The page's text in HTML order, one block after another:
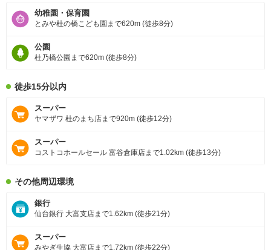
幼稚園・保育園
とみや杜の橋こども園まで620m (徒歩8分)
公園
杜乃橋公園まで620m (徒歩8分)
徒歩15分以内
スーパー
ヤマザワ 杜のまち店まで920m (徒歩12分)
スーパー
コストコホールセール 富谷倉庫店まで1.02km (徒歩13分)
その他周辺環境
銀行
仙台銀行 大富支店まで1.62km (徒歩21分)
スーパー
みやぎ生協 大富店まで1.72km (徒歩22分)